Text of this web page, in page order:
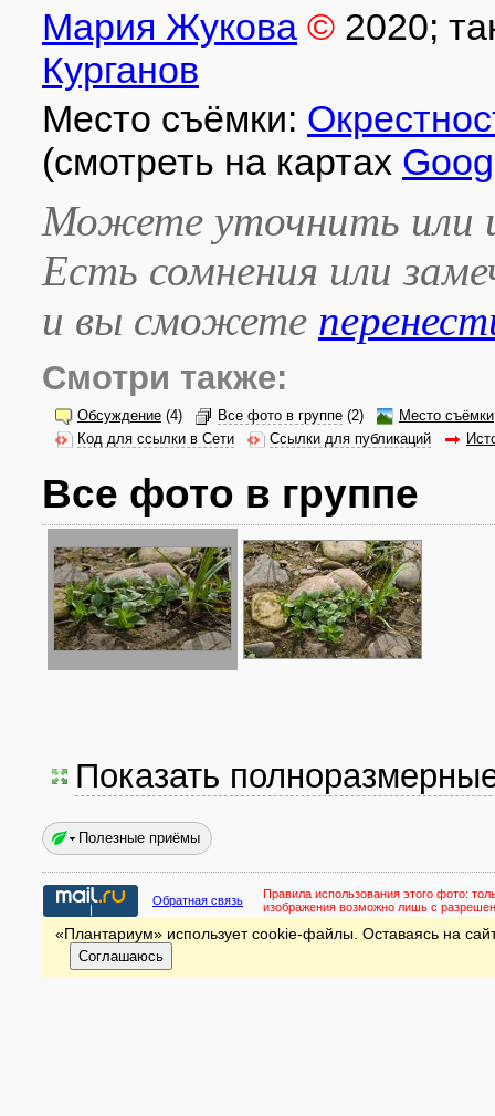
Мария Жукова © 2020;
Курганов
Место съёмки:
(смотреть на картах
Можете уточнить или
Есть сомнения или
и вы сможете
Смотри также:
Обсуждение (4) Все фото в группе (2)
Место съёмки
Код для ссылки в Сети
Ссылки для публикаций
Все фото в группе
Показать
Полезные приёмы
Обратная связь Правила использования этого фото:
изображения возможно лишь с
«Плантариум» использует cookie-файлы. Оставаясь на
Соглашаюсь